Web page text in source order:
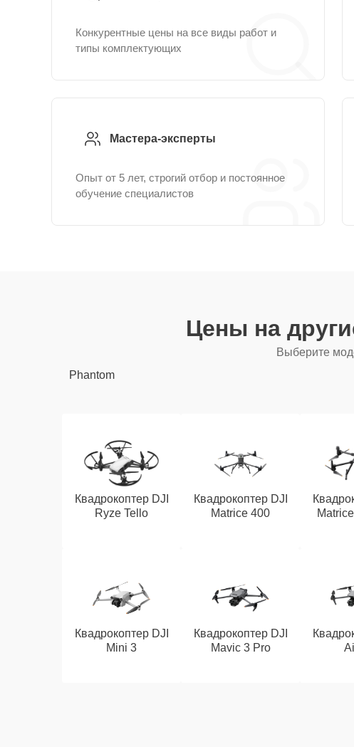
Конкурентные цены на все виды работ и
типы комплектующих
Мастера-эксперты
Опыт от 5 лет, строгий отбор и постоянное
обучение специалистов
Цены на
Выберите
Phantom
Квадрокоптер DJI
Ryze Tello
Квадрокоптер DJI
Matrice 400
Квадрокоптер DJI
Mini 3
Квадрокоптер DJI
Mavic 3 Pro